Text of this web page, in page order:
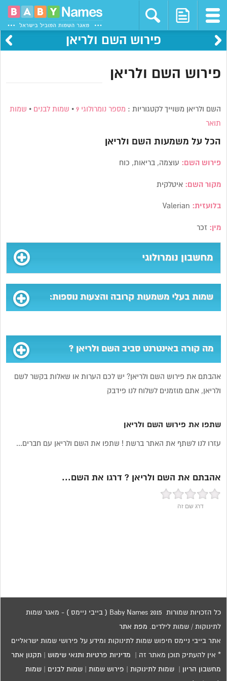
פירוש השם ולריאן
פירוש השם ולריאן
השם ולריאן משוייך לקטגוריות : מספר נומרולוגי 9 • שמות לבנים • שמות
תואר
הכל על משמעות השם ולריאן
פירוש השם: עוצמה, בריאות, כוח
מקור השם: איטלקית
בלועזית:
מין: זכר
מחשבון נומרולוגי
שמות בעלי משמעות קרובה והצעות נוספות:
מה קורה באינטרנט סביב השם ולריאן ?
אהבתם את פירוש השם ולריאן? יש לכם הערות או שאלות בקשר לשם
ולריאן, אתם מוזמנים לשלוח לנו פידבק
שתפו את פירוש השם ולריאן
עזרו לנו לשתף את האתר ברשת ! שתפו את השם ולריאן עם חברים...
אהבתם את השם ולריאן ? דרגו את השם...
דרג שם זה
כל הזכויות שמורות 2015 Baby Names ( בייבי ניימס ) - מאגר שמות
לתינוקות / שמות לילדים. מפת אתר
אתר בייבי ניימס חיפוש שמות לתינוקות ומידע על פירושי שמות ישראליים
* אין להעתיק תוכן מאתר זה | מדיניות פרטיות ותנאי שימוש תקנון אתר
מחשבון הריון |שמות לתינוקות פירוש שמות |שמות לבנים |שמות